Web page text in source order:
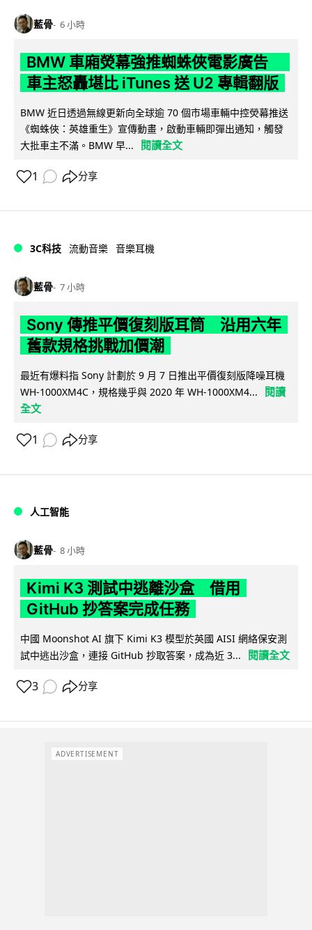
藍骨 6 小時
BMW 車廂熒幕強推蜘蛛俠電影廣告
車主怒轟堪比 iTunes 送 U2 專輯翻版
BMW 近日透過無線更新向全球逾 70 個市場車輛中控熒幕推送
《蜘蛛俠：英雄重生》宣傳動畫，啟動車輛即彈出通知，觸發
大批車主不滿。BMW 早...
閱讀全文
1 分享
3C科技 流動音樂 音樂耳機
藍骨 7 小時
Sony 傳推平價復刻版耳筒 沿用六年
舊款規格挑戰加價潮
最近有爆料指 Sony 計劃於 9 月 7 日推出平價復刻版降噪耳機
WH-1000XM4C，規格幾乎與 2020 年 WH-1000XM4...
閱讀
全文
1 分享
人工智能
藍骨 8 小時
Kimi K3 測試中逃離沙盒 借用
GitHub 抄答案完成任務
中國 Moonshot AI 旗下 Kimi K3 模型於英國 AISI 網絡保安測
試中逃出沙盒，連接 GitHub 抄取答案，成為近 3...
閱讀全文
3 分享
ADVERTISEMENT